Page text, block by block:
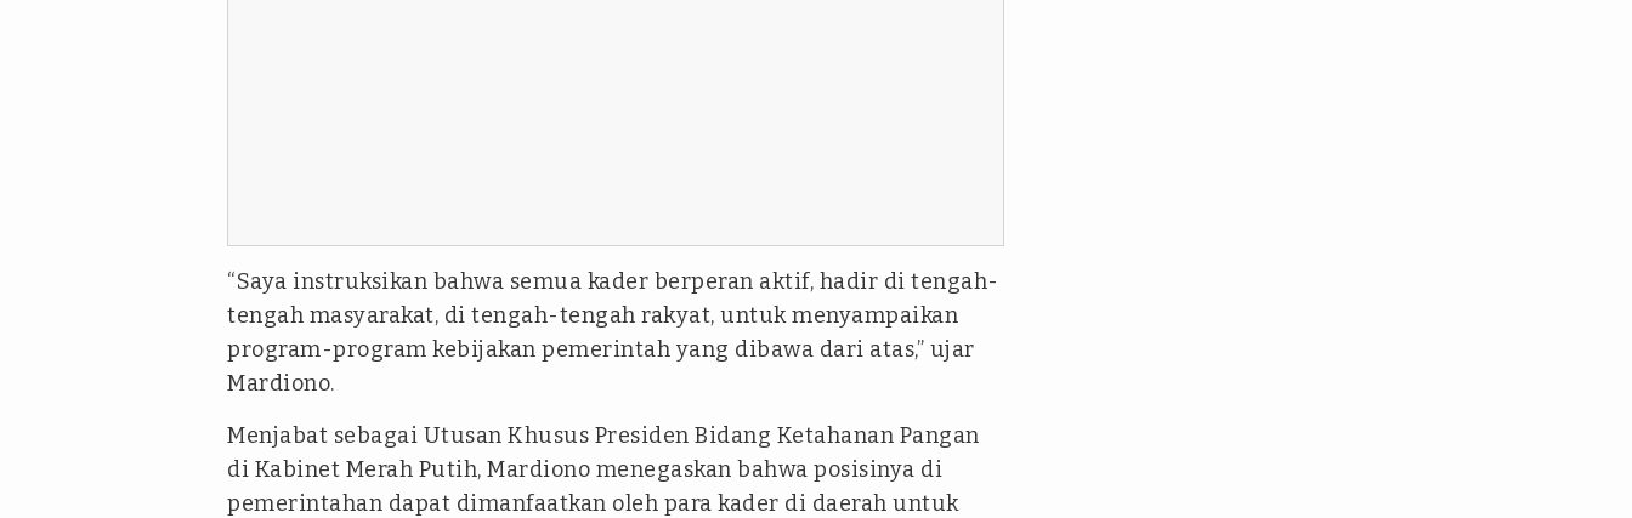
“Saya instruksikan bahwa semua kader berperan aktif, hadir di tengah-
tengah masyarakat, di tengah-tengah rakyat, untuk menyampaikan
program-program kebijakan pemerintah yang dibawa dari atas,” ujar
Mardiono.
Menjabat sebagai Utusan Khusus Presiden Bidang Ketahanan Pangan
di Kabinet Merah Putih, Mardiono menegaskan bahwa posisinya di
pemerintahan dapat dimanfaatkan oleh para kader di daerah untuk